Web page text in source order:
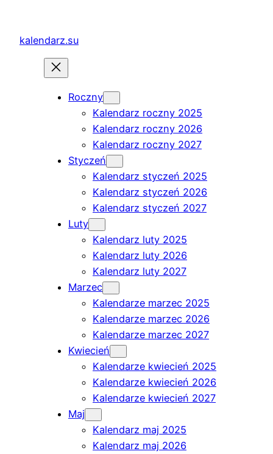
treścikalendarz.su
Roczny
Kalendarz roczny 2025
Kalendarz roczny 2026
Kalendarz roczny 2027
Styczeń
Kalendarz styczeń 2025
Kalendarz styczeń 2026
Kalendarz styczeń 2027
Luty
Kalendarz luty 2025
Kalendarz luty 2026
Kalendarz luty 2027
Marzec
Kalendarze marzec 2025
Kalendarze marzec 2026
Kalendarze marzec 2027
Kwiecień
Kalendarze kwiecień 2025
Kalendarze kwiecień 2026
Kalendarze kwiecień 2027
Maj
Kalendarz maj 2025
Kalendarz maj 2026